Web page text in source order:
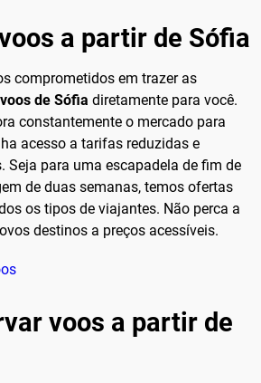
a partir de Sófia
comprometidos em trazer as
de Sófia diretamente para você.
constantemente o mercado para
acesso a tarifas reduzidas e
Seja para uma escapadela de fim de
de duas semanas, temos ofertas
os tipos de viajantes. Não perca a
destinos a preços acessíveis.
voos a partir de